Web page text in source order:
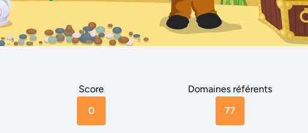
Score
0
Domaines référents
77